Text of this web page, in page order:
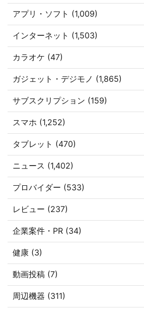
アプリ・ソフト (1,009)
インターネット (1,503)
カラオケ (47)
ガジェット・デジモノ (1,865)
サブスクリプション (159)
スマホ (1,252)
タブレット (470)
ニュース (1,402)
プロバイダー (533)
レビュー (237)
企業案件・PR (34)
健康 (3)
動画投稿 (7)
周辺機器 (311)